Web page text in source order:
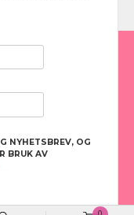
OG PERSONVERN
kjøpsopplevelse og vi kan
til å lagre
din. Fortsett å
merellerendre innstillinger
NYHETSBREV, OG
BRUK AV